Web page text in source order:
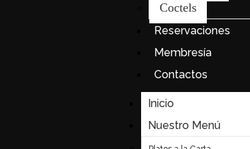
Coctels
Reservaciones
Membresía
Contactos
Inicio
Nuestro Menú